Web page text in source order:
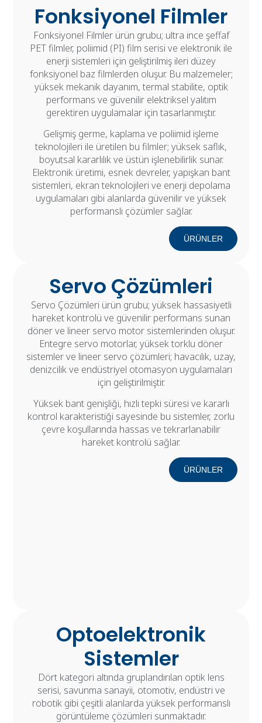
Fonksiyonel Filmler
Fonksiyonel Filmler ürün grubu; ultra ince şeffaf
PET filmler, poliimid (PI) film serisi ve elektronik ile
enerji sistemleri için geliştirilmiş ileri düzey
fonksiyonel baz filmlerden oluşur. Bu malzemeler;
yüksek mekanik dayanım, termal stabilite, optik
performans ve güvenilir elektriksel yalıtım
gerektiren uygulamalar için tasarlanmıştır.
Gelişmiş germe, kaplama ve poliimid işleme
teknolojileri ile üretilen bu filmler; yüksek saflık,
boyutsal kararlılık ve üstün işlenebilirlik sunar.
Elektronik üretimi, esnek devreler, yapışkan bant
sistemleri, ekran teknolojileri ve enerji depolama
uygulamaları gibi alanlarda güvenilir ve yüksek
performanslı çözümler sağlar.
ÜRÜNLER
Servo Çözümleri
Servo Çözümleri ürün grubu; yüksek hassasiyetli
hareket kontrolü ve güvenilir performans sunan
döner ve lineer servo motor sistemlerinden oluşur.
Entegre servo motorlar, yüksek torklu döner
sistemler ve lineer servo çözümleri; havacılık, uzay,
denizcilik ve endüstriyel otomasyon uygulamaları
için geliştirilmiştir.
Yüksek bant genişliği, hızlı tepki süresi ve kararlı
kontrol karakteristiği sayesinde bu sistemler, zorlu
çevre koşullarında hassas ve tekrarlanabilir
hareket kontrolü sağlar.
ÜRÜNLER
Optoelektronik
Sistemler
Dört kategori altında gruplandırılan optik lens
serisi, savunma sanayii, otomotiv, endüstri ve
robotik gibi çeşitli alanlarda yüksek performanslı
görüntüleme çözümleri sunmaktadır.